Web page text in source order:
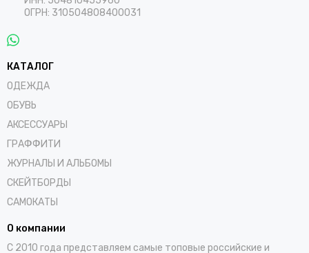
ОГРН: 310504808400031
КАТАЛОГ
ОДЕЖДА
ОБУВЬ
АКСЕССУАРЫ
ГРАФФИТИ
ЖУРНАЛЫ И АЛЬБОМЫ
СКЕЙТБОРДЫ
САМОКАТЫ
О компании
С 2010 года представляем самые топовые российские и